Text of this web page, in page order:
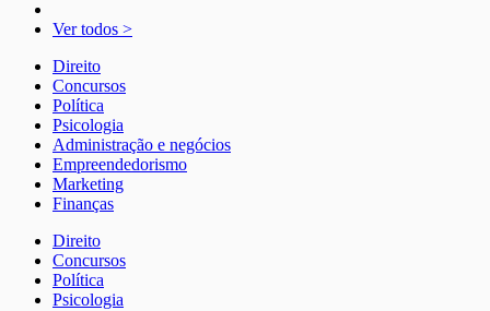
Ver todos >
Direito
Concursos
Política
Psicologia
Administração e negócios
Empreendedorismo
Marketing
Finanças
Direito
Concursos
Política
Psicologia